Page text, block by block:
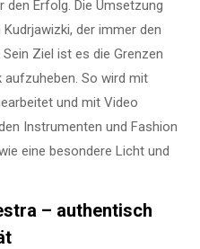
den Erfolg. Die Umsetzung
der immer den
Ziel ist es die Grenzen
aufzuheben. So wird mit
und mit Video
Instrumenten und Fashion
eine besondere Licht und
– authentisch